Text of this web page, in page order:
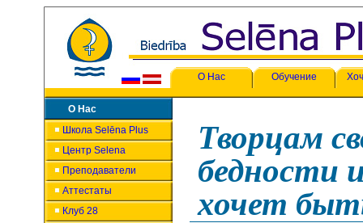
О Нас Обучение
О Нас
Школа Selēna Plus
Центр Selena
Преподаватели
Аттестаты
Клуб 28
Творцам
бедности
хочет